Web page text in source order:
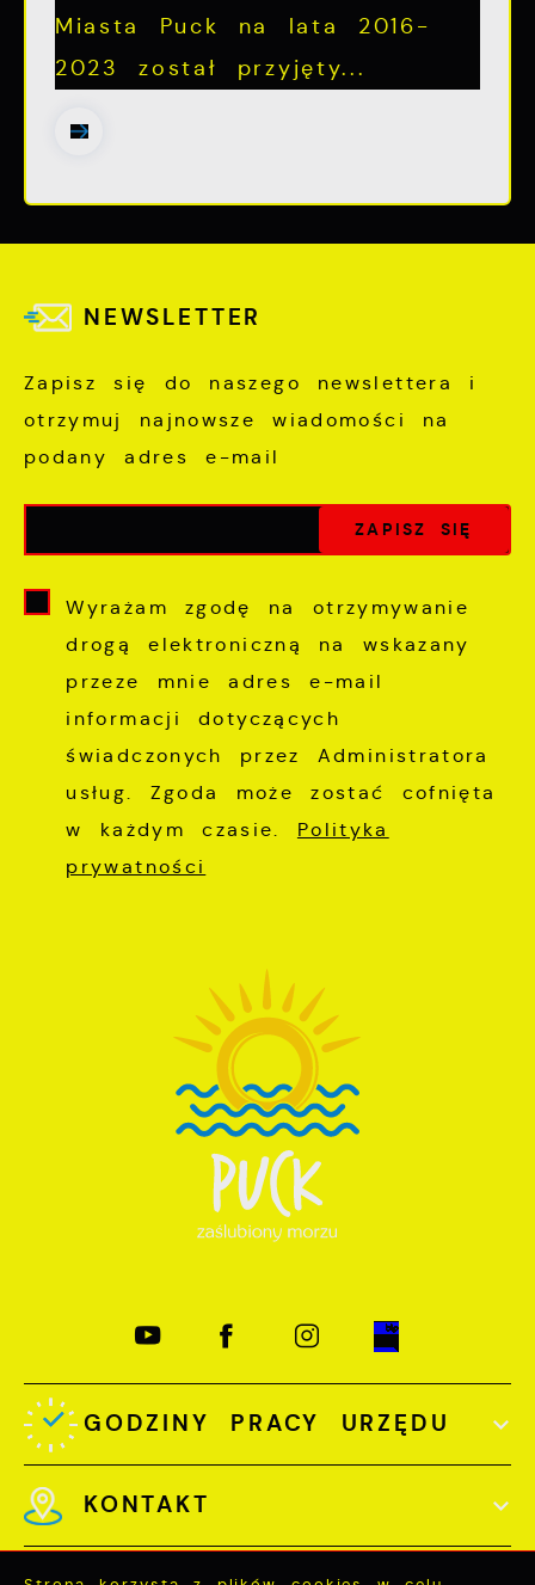
Miasta Puck na lata 2016-
2023 został przyjęty...
NEWSLETTER
Zapisz się do naszego newslettera i
otrzymuj najnowsze wiadomości na
podany adres e-mail
Wyrażam zgodę na otrzymywanie
drogą elektroniczną na wskazany
przeze mnie adres e-mail
informacji dotyczących
świadczonych przez Administratora
usług. Zgoda może zostać cofnięta
w każdym czasie. Polityka
prywatności
GODZINY PRACY URZĘDU
KONTAKT